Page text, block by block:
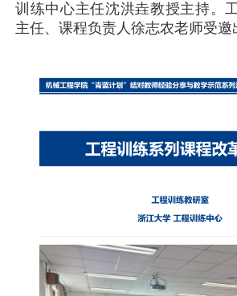
训练中心主任沈洪垚教授主持。
主任、课程负责人徐志农老师受邀